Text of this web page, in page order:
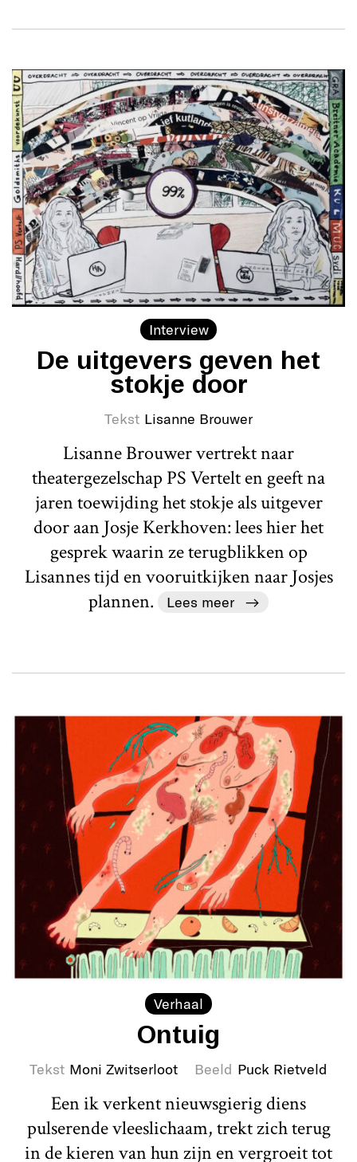
Interview
De uitgevers geven het
stokje door
Tekst Lisanne Brouwer
Lisanne Brouwer vertrekt naar
theatergezelschap PS Vertelt en geeft na
jaren toewijding het stokje als uitgever
door aan Josje Kerkhoven: lees hier het
gesprek waarin ze terugblikken op
Lisannes tijd en vooruitkijken naar Josjes
plannen.
Lees meer
Verhaal
Ontuig
Tekst Moni Zwitserloot Beeld Puck Rietveld
Een ik verkent nieuwsgierig diens
pulserende vleeslichaam, trekt zich terug
in de kieren van hun zijn en vergroeit tot